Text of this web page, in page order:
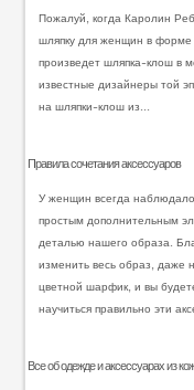
Пожалуй, когда Каролин
шляпку для женщин в форме
произведет шляпка-клош в
известные дизайнеры той
на шляпки-клош из...
Правила сочетания аксессуаров
У женщин всегда
простым дополнительным
деталью нашего образа.
изменить весь образ, даже
цветной шарфик, и вы
научиться правильно эти
Все об одежде и аксессуарах из